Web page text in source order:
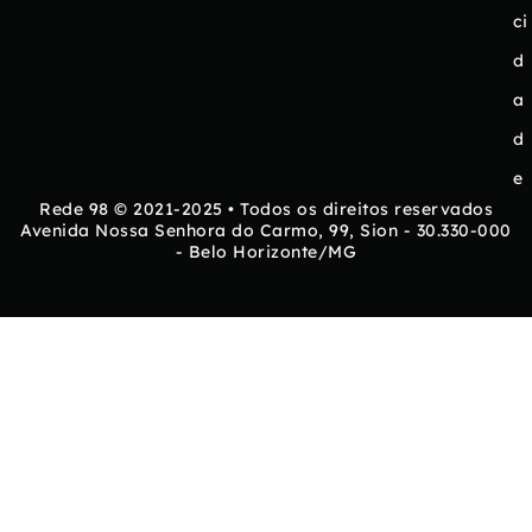
ci
d
a
d
e
Rede 98 © 2021-2025 • Todos os direitos reservados
Avenida Nossa Senhora do Carmo, 99, Sion - 30.330-000
- Belo Horizonte/MG